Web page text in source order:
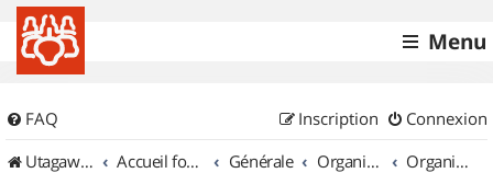
Menu
FAQ Connexion
Inscription
UtagawaVTT (Randos VTT et VTTAE avec traces GPS)
Accueil forum Générale Organisation de sorties & Recherche de partenaires Organisation de sorties en région Provence Alpes Côte d'Azur